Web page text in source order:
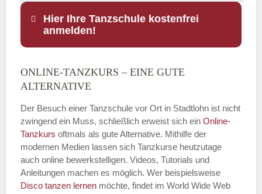
Hier Ihre Tanzschule kostenfrei
anmelden!
Name
E-Mail*
ONLINE-TANZKURS – EINE GUTE
ALTERNATIVE
Der Besuch einer Tanzschule vor Ort in Stadtlohn ist nicht
zwingend ein Muss, schließlich erweist sich ein Online-
Tanzkurs oftmals als gute Alternative. Mithilfe der
modernen Medien lassen sich Tanzkurse heutzutage
auch online bewerkstelligen. Videos, Tutorials und
Anleitungen machen es möglich. Wer beispielsweise
Disco tanzen lernen möchte, findet im World Wide Web